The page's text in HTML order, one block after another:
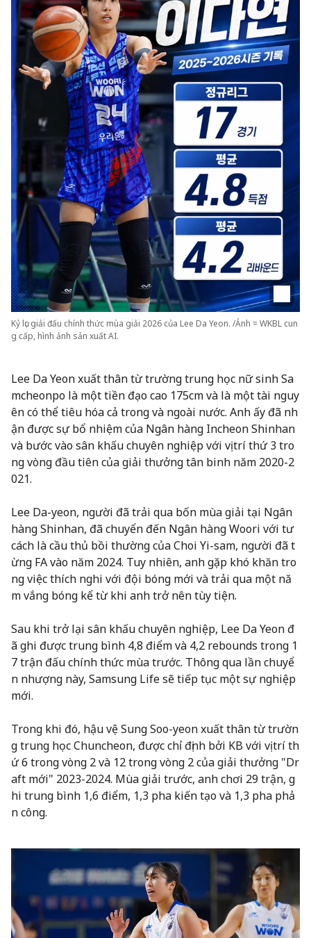
Kỷ lục giải đấu chính thức mùa giải 2026 của Lee Da Yeon. /Ảnh = WKBL cun
g cấp, hình ảnh sản xuất AI.
Lee Da Yeon xuất thân từ trường trung học nữ sinh Sa
mcheonpo là một tiền đạo cao 175cm và là một tài nguy
ên có thể tiêu hóa cả trong và ngoài nước. Anh ấy đã nh
ận được sự bổ nhiệm của Ngân hàng Incheon Shinhan
và bước vào sân khấu chuyên nghiệp với vị trí thứ 3 tro
ng vòng đầu tiên của giải thưởng tân binh năm 2020-2
021.
Lee Da-yeon, người đã trải qua bốn mùa giải tại Ngân
hàng Shinhan, đã chuyển đến Ngân hàng Woori với tư
cách là cầu thủ bồi thường của Choi Yi-sam, người đã t
ừng FA vào năm 2024. Tuy nhiên, anh gặp khó khăn tro
ng việc thích nghi với đội bóng mới và trải qua một nă
m vắng bóng kể từ khi anh trở nên tùy tiện.
Sau khi trở lại sân khấu chuyên nghiệp, Lee Da Yeon đ
ã ghi được trung bình 4,8 điểm và 4,2 rebounds trong 1
7 trận đấu chính thức mùa trước. Thông qua lần chuyể
n nhượng này, Samsung Life sẽ tiếp tục một sự nghiệp
mới.
Trong khi đó, hậu vệ Sung Soo-yeon xuất thân từ trườn
g trung học Chuncheon, được chỉ định bởi KB với vị trí th
ứ 6 trong vòng 2 và 12 trong vòng 2 của giải thưởng "Dr
aft mới" 2023-2024. Mùa giải trước, anh chơi 29 trận, g
hi trung bình 1,6 điểm, 1,3 pha kiến tạo và 1,3 pha phả
n công.